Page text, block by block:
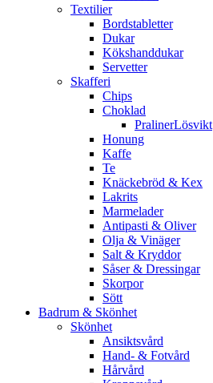
Textilier
Bordstabletter
Dukar
Kökshanddukar
Servetter
Skafferi
Chips
Choklad
PralinerLösvikt
Honung
Kaffe
Te
Knäckebröd & Kex
Lakrits
Marmelader
Antipasti & Oliver
Olja & Vinäger
Salt & Kryddor
Såser & Dressingar
Skorpor
Sött
Badrum & Skönhet
Skönhet
Ansiktsvård
Hand- & Fotvård
Hårvård